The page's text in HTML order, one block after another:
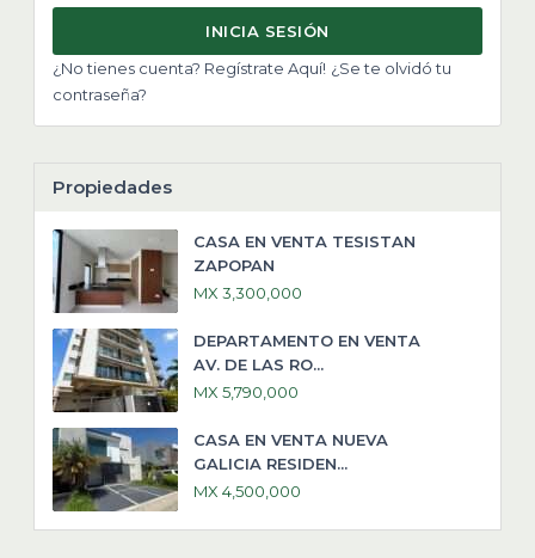
INICIA SESIÓN
¿No tienes cuenta? Regístrate Aquí! ¿Se te olvidó tu
contraseña?
Propiedades
CASA EN VENTA TESISTAN
ZAPOPAN
MX 3,300,000
DEPARTAMENTO EN VENTA
AV. DE LAS RO...
MX 5,790,000
CASA EN VENTA NUEVA
GALICIA RESIDEN...
MX 4,500,000